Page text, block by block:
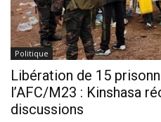
Politique
Libération de 15
l’AFC/M23 : Kinshasa
discussions